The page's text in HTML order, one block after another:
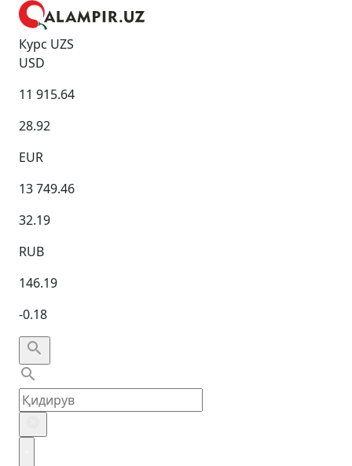
Курс UZS
USD
11 915.64
28.92
EUR
13 749.46
32.19
RUB
146.19
-0.18